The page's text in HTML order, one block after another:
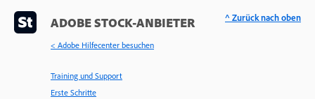
ADOBE STOCK-ANBIETER
< Adobe Hilfecenter besuchen
Training und Support
Erste Schritte
^ Zurück nach oben